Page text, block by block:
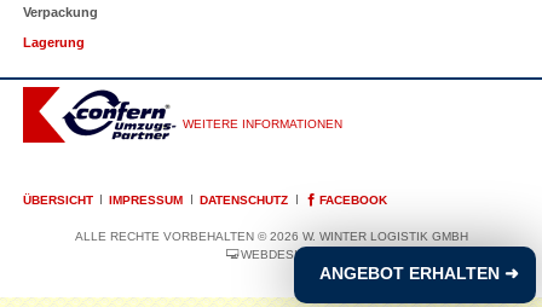
Verpackung
Lagerung
WEITERE INFORMATIONEN
NAVIGATION
ÜBERSICHT IMPRESSUM DATENSCHUTZ FACEBOOK
ALLE RECHTE VORBEHALTEN © 2026 W. WINTER LOGISTIK GMBH
WEBDESIGN
ANGEBOT ERHALTEN ➜